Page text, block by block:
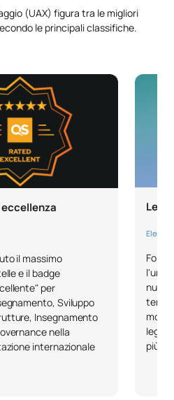
(UAX) figura tra le migliori
le principali classifiche.
il massimo
e il badge
per
Sviluppo
Insegnamento
nella
internazionale
Elenco
più di